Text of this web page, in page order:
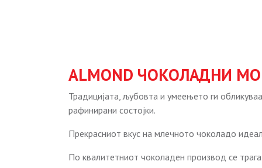
ALMOND ЧОКОЛАДНИ
Традицијата, љубовта и умеењето ги
рафинирани состојки.
Прекрасниот вкус на млечното чоколадо
По квалитетниот чоколаден производ се